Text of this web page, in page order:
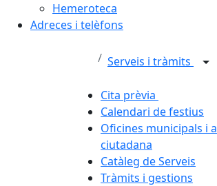
Hemeroteca
Adreces i telèfons
Serveis i tràmits
Cita prèvia
Calendari de festius
Oficines municipals i
ciutadana
Catàleg de Serveis
Tràmits i gestions